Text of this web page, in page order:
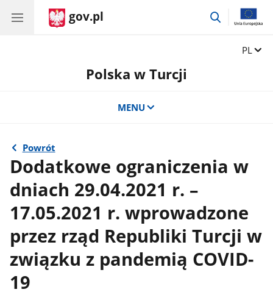
gov.pl
przejdź
Zmień
PL
Polska w Turcji
MENU
Powrót
Dodatkowe ograniczenia w
dniach 29.04.2021 r. –
17.05.2021 r. wprowadzone
przez rząd Republiki Turcji w
związku z pandemią COVID-
19